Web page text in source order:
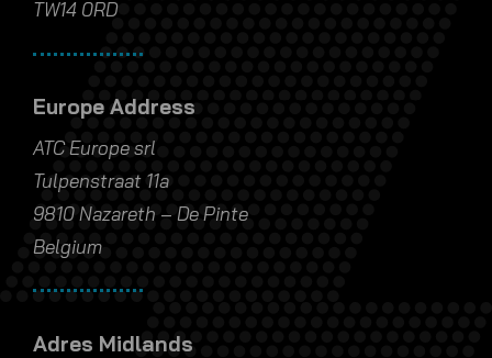
TW14 0RD
Europe Address
ATC Europe srl
Tulpenstraat 11a
9810 Nazareth – De Pinte
Belgium
Adres Midlands